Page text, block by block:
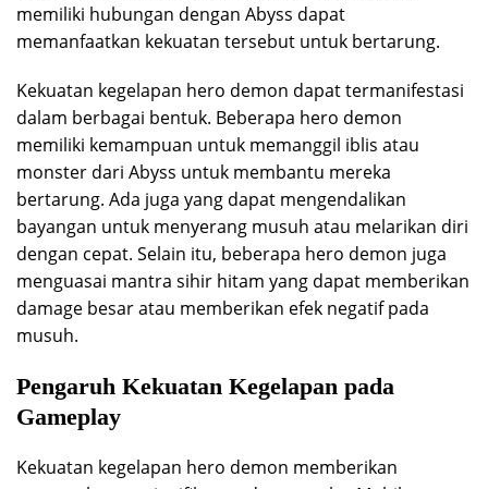
memiliki hubungan dengan Abyss dapat
memanfaatkan kekuatan tersebut untuk bertarung.
Kekuatan kegelapan hero demon dapat termanifestasi
dalam berbagai bentuk. Beberapa hero demon
memiliki kemampuan untuk memanggil iblis atau
monster dari Abyss untuk membantu mereka
bertarung. Ada juga yang dapat mengendalikan
bayangan untuk menyerang musuh atau melarikan diri
dengan cepat. Selain itu, beberapa hero demon juga
menguasai mantra sihir hitam yang dapat memberikan
damage besar atau memberikan efek negatif pada
musuh.
Pengaruh Kekuatan Kegelapan pada
Gameplay
Kekuatan kegelapan hero demon memberikan